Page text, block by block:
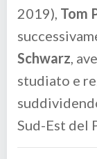
2019), Tom
Schwarz,
studiato e
Sud-Est del